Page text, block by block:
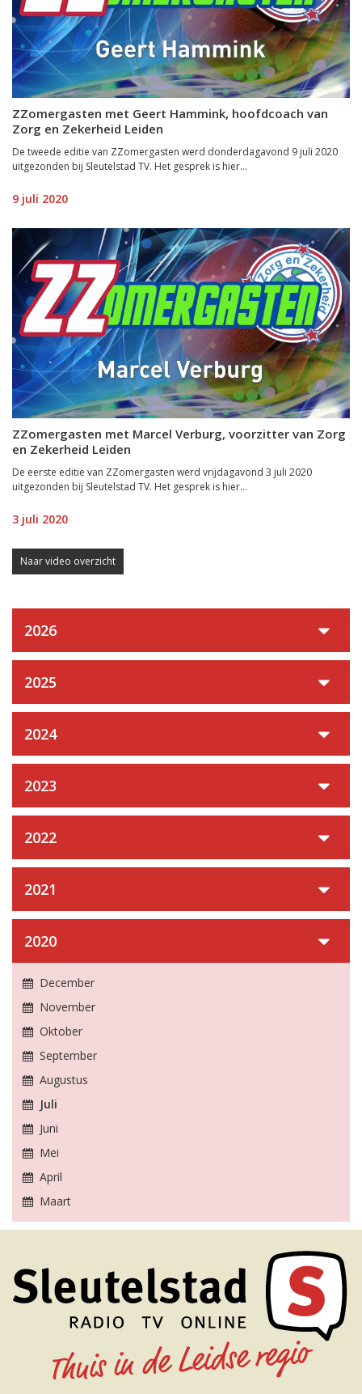
ZZomergasten met Geert Hammink, hoofdcoach van
Zorg en Zekerheid Leiden
De tweede editie van ZZomergasten werd donderdagavond 9 juli 2020
uitgezonden bij Sleutelstad TV. Het gesprek is hier...
9 juli 2020
ZZomergasten met Marcel Verburg, voorzitter van Zorg
en Zekerheid Leiden
De eerste editie van ZZomergasten werd vrijdagavond 3 juli 2020
uitgezonden bij Sleutelstad TV. Het gesprek is hier...
3 juli 2020
Naar video overzicht
2026
2025
2024
2023
2022
2021
2020
December
November
Oktober
September
Augustus
Juli
Juni
Mei
April
Maart